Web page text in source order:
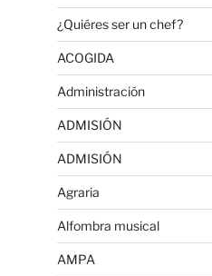
¿Quiéres ser un chef?
ACOGIDA
Administración
ADMISIÓN
ADMISIÓN
Agraria
Alfombra musical
AMPA